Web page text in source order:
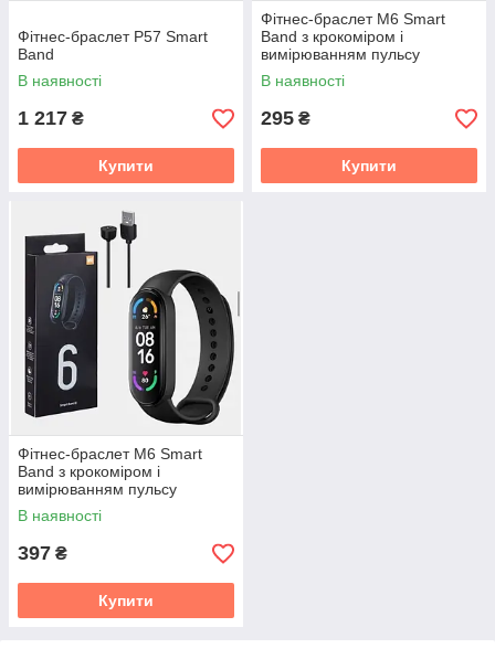
Фітнес-браслет P57 Smart
Band
В наявності
1 217 ₴
Купити
Фітнес-браслет M6 Smart
Band з крокоміром і
вимірюванням пульсу
В наявності
295 ₴
Купити
Фітнес-браслет M6 Smart
Band з крокоміром і
вимірюванням пульсу
В наявності
397 ₴
Купити